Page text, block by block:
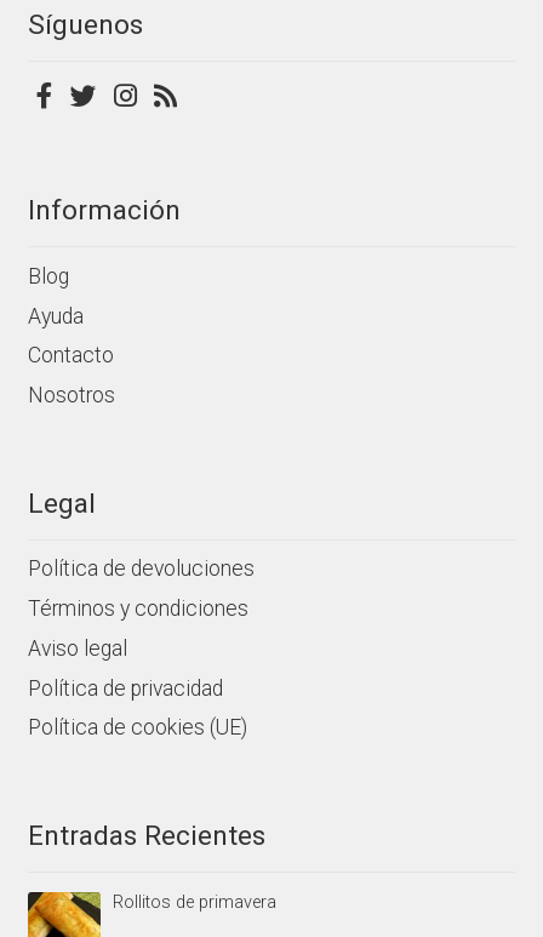
Síguenos
Información
Blog
Ayuda
Contacto
Nosotros
Legal
Política de devoluciones
Términos y condiciones
Aviso legal
Política de privacidad
Política de cookies (UE)
Entradas Recientes
Rollitos de primavera